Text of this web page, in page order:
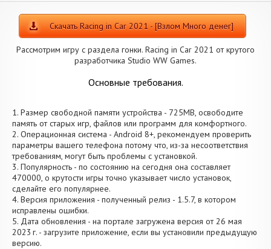
Скачать Racing in Car 2021 - [Взлом Много денег]
Рассмотрим игру с раздела гонки. Racing in Car 2021 от крутого
разработчика Studio WW Games.
Основные требования.
1. Размер свободной памяти устройства - 725MB, освободите
память от старых игр, файлов или программ для комфортного.
2. Операционная система - Android 8+, рекомендуем проверить
параметры вашего телефона потому что, из-за несоответствия
требованиям, могут быть проблемы с установкой.
3. Популярность - по состоянию на сегодня она составляет
470000, о крутости игры точно указывает число установок,
сделайте его популярнее.
4. Версия приложения - полученный релиз - 1.5.7, в котором
исправлены ошибки.
5. Дата обновления - на портале загружена версия от 26 мая
2023 г. - загрузите приложение, если вы установили предыдущую
версию.